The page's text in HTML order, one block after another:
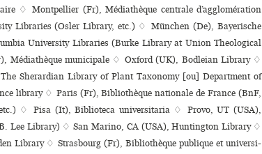
♢ Montpellier (Fr), Médiathèque cen­trale d’agglo­mé­ra­tion
Libraries (Osler Library, etc.) ♢ München (De), Bayerische
University Libraries (Burke Library at Union Theological
Médiathèque muni­ci­pale ♢ Oxford (UK), Bodleian Library ♢
Sherardian Library of Plant Taxonomy [ou] Department of
library ♢ Paris (Fr), Bibliothèque nationale de France (BnF,
♢ Pisa (It), Biblioteca uni­ver­si­ta­ria ♢ Provo, UT (USA),
Lee Library) ♢ San Marino, CA (USA), Huntington Library ♢
Library ♢ Strasbourg (Fr), Bibliothèque publi­que et uni­ver­si­